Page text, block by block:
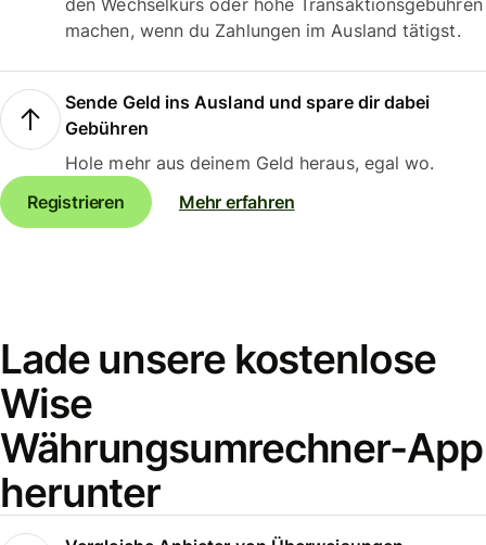
den Wechselkurs oder hohe Transaktionsgebühren
machen, wenn du Zahlungen im Ausland tätigst.
Sende Geld ins Ausland und spare dir dabei
Gebühren
Hole mehr aus deinem Geld heraus, egal wo.
Registrieren
Mehr erfahren
Lade unsere kostenlose
Wise
Währungsumrechner-App
herunter